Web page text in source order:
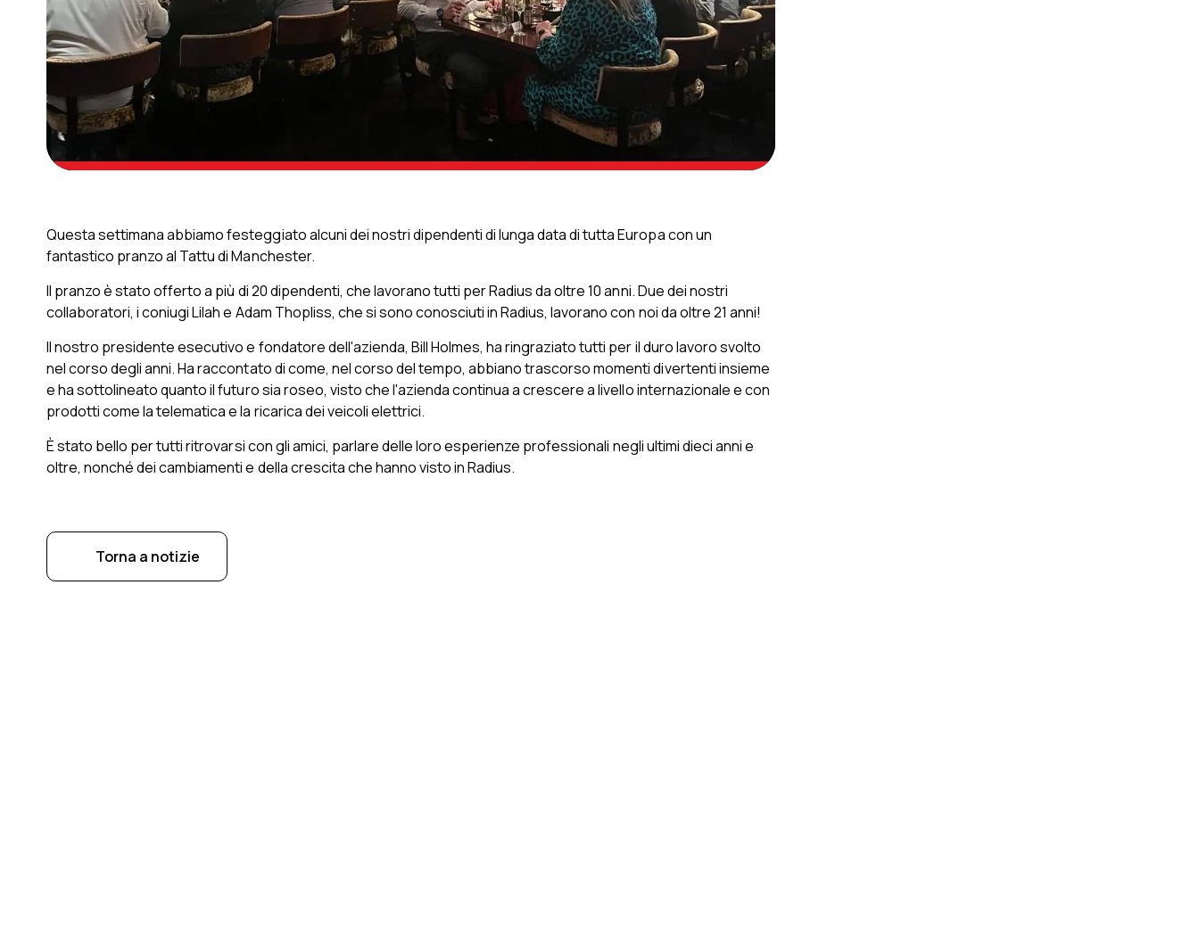
Questa settimana abbiamo festeggiato alcuni dei nostri dipendenti di lunga data di tutta Europa con un
fantastico pranzo al Tattu di Manchester.
Il pranzo è stato offerto a più di 20 dipendenti, che lavorano tutti per Radius da oltre 10 anni. Due dei nostri
collaboratori, i coniugi Lilah e Adam Thopliss, che si sono conosciuti in Radius, lavorano con noi da oltre 21 anni!
Il nostro presidente esecutivo e fondatore dell'azienda, Bill Holmes, ha ringraziato tutti per il duro lavoro svolto
nel corso degli anni. Ha raccontato di come, nel corso del tempo, abbiano trascorso momenti divertenti insieme
e ha sottolineato quanto il futuro sia roseo, visto che l'azienda continua a crescere a livello internazionale e con
prodotti come la telematica e la ricarica dei veicoli elettrici.
È stato bello per tutti ritrovarsi con gli amici, parlare delle loro esperienze professionali negli ultimi dieci anni e
oltre, nonché dei cambiamenti e della crescita che hanno visto in Radius.
Torna a notizie